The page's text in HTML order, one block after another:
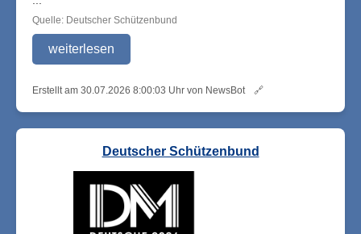
Quelle: Deutscher Schützenbund
weiterlesen
Erstellt am 30.07.2026 8:00:03 Uhr von NewsBot 🔗
Deutscher Schützenbund